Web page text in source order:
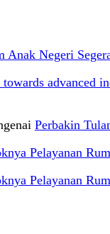
Anak Negeri
advanced
Perbakin
Pelayanan
Pelayanan